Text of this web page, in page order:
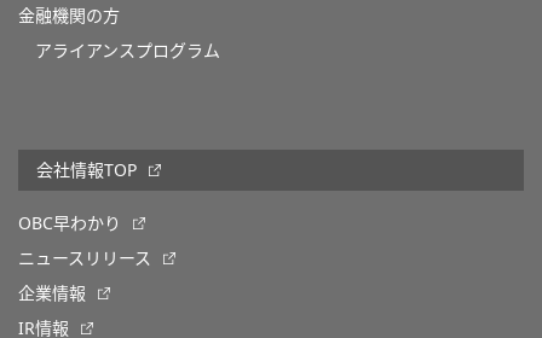
金融機関の方
アライアンスプログラム
会社情報TOP
OBC早わかり
ニュースリリース
企業情報
IR情報